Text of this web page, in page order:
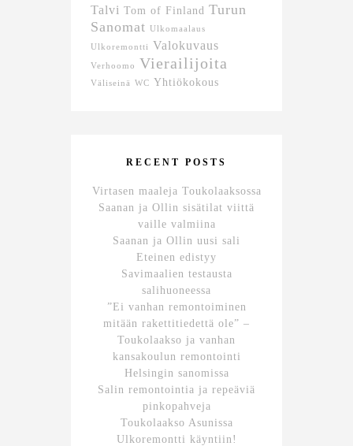
Talvi Tom of Finland Turun
Sanomat Ulkomaalaus
Ulkoremontti Valokuvaus
Verhoomo Vierailijoita
Väliseinä WC Yhtiökokous
RECENT POSTS
Virtasen maaleja Toukolaaksossa
Saanan ja Ollin sisätilat viittä
vaille valmiina
Saanan ja Ollin uusi sali
Eteinen edistyy
Savimaalien testausta
salihuoneessa
”Ei vanhan remontoiminen
mitään rakettitiedettä ole” –
Toukolaakso ja vanhan
kansakoulun remontointi
Helsingin sanomissa
Salin remontointia ja repeäviä
pinkopahveja
Toukolaakso Asunissa
Ulkoremontti käyntiin!